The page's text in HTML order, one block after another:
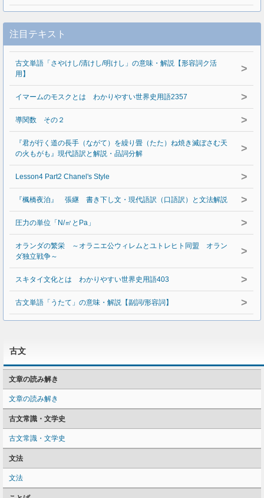
注目テキスト
古文単語「さやけし/清けし/明けし」の意味・解説【形容詞ク活
用】
>
イマームのモスクとは わかりやすい世界史用語2357 >
導関数 その２ >
『君が行く道の長手（ながて）を繰り畳（たた）ね焼き滅ぼさむ天
の火もがも』現代語訳と解説・品詞分解
>
Lesson4 Part2 Chanel's Style >
『楓橋夜泊』 張継 書き下し文・現代語訳（口語訳）と文法解説 >
圧力の単位「N/㎡とPa」 >
オランダの繁栄 ～オラニエ公ウィレムとユトレヒト同盟 オラン
ダ独立戦争～
>
スキタイ文化とは わかりやすい世界史用語403 >
古文単語「うたて」の意味・解説【副詞/形容詞】 >
古文
文章の読み解き
文章の読み解き
古文常識・文学史
古文常識・文学史
文法
文法